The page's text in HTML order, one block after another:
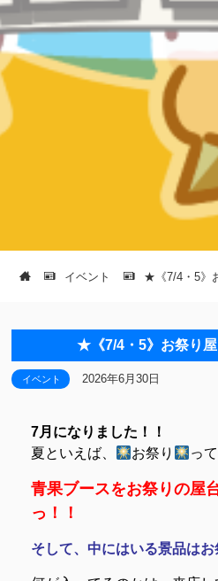
イベント ★《7/4・5》
★《7/4・5》お祭り
イベント 2026年6月30日
7月になりました！！
夏といえば、
お祭り っ
青果ブースをお祭りの屋
っ！！
そして、中にはいる景品はお